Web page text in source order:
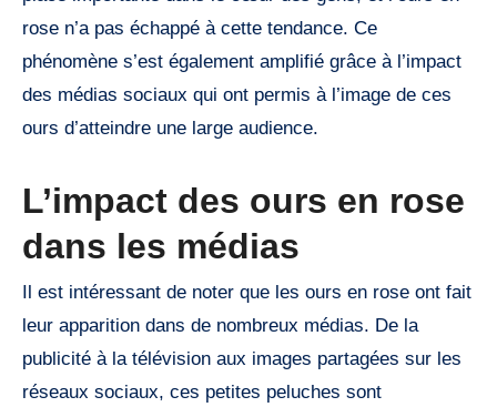
rose n’a pas échappé à cette tendance. Ce
phénomène s’est également amplifié grâce à l’impact
des médias sociaux qui ont permis à l’image de ces
ours d’atteindre une large audience.
L’impact des ours en rose
dans les médias
Il est intéressant de noter que les ours en rose ont fait
leur apparition dans de nombreux médias. De la
publicité à la télévision aux images partagées sur les
réseaux sociaux, ces petites peluches sont